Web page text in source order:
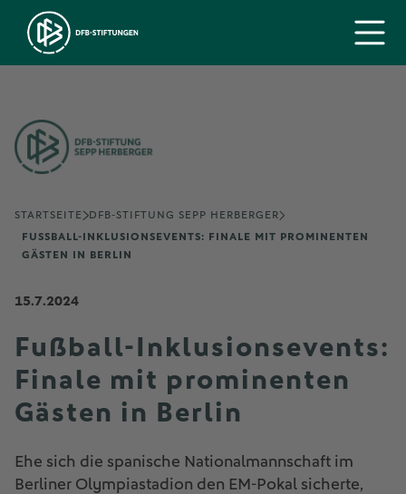
STARTSEITE
DFB-STIFTUNG SEPP HERBERGER
FUSSBALL-INKLUSIONSEVENTS: FINALE MIT PROMINENTEN G
ÄSTEN IN BERLIN
15.7.2024
Fußball-Inklusionsevents:
Finale mit prominenten
Gästen in Berlin
Ehe sich die spanische Nationalmannschaft im
Berliner Olympiastadion den EM-Pokal sicherte,